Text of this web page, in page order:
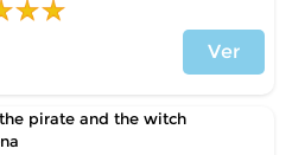
Ver
pirate and the witch